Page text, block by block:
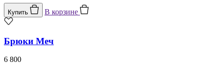
Купить В корзине
Брюки Меч
6 800